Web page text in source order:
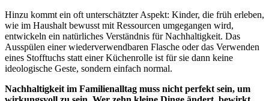
Hinzu kommt ein oft unterschätzter Aspekt: Kinder, die früh erleben,
wie im Haushalt bewusst mit Ressourcen umgegangen wird,
entwickeln ein natürliches Verständnis für Nachhaltigkeit. Das
Ausspülen einer wiederverwendbaren Flasche oder das Verwenden
eines Stofftuchs statt einer Küchenrolle ist für sie dann keine
ideologische Geste, sondern einfach normal.
Nachhaltigkeit im Familienalltag muss nicht perfekt sein, um